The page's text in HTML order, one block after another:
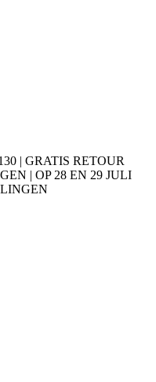
| GRATIS RETOUR
| OP 28 EN 29 JULI